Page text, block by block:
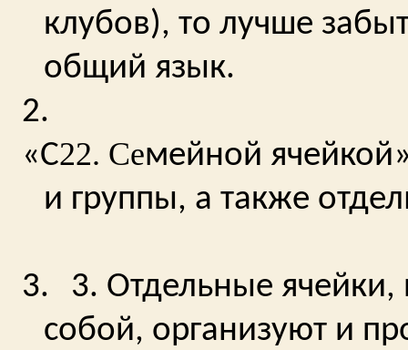
клубов), то лучше
общий язык.
2.
«С22. Семейной
и группы, а также
3.
3. Отдельные
собой, организуют и